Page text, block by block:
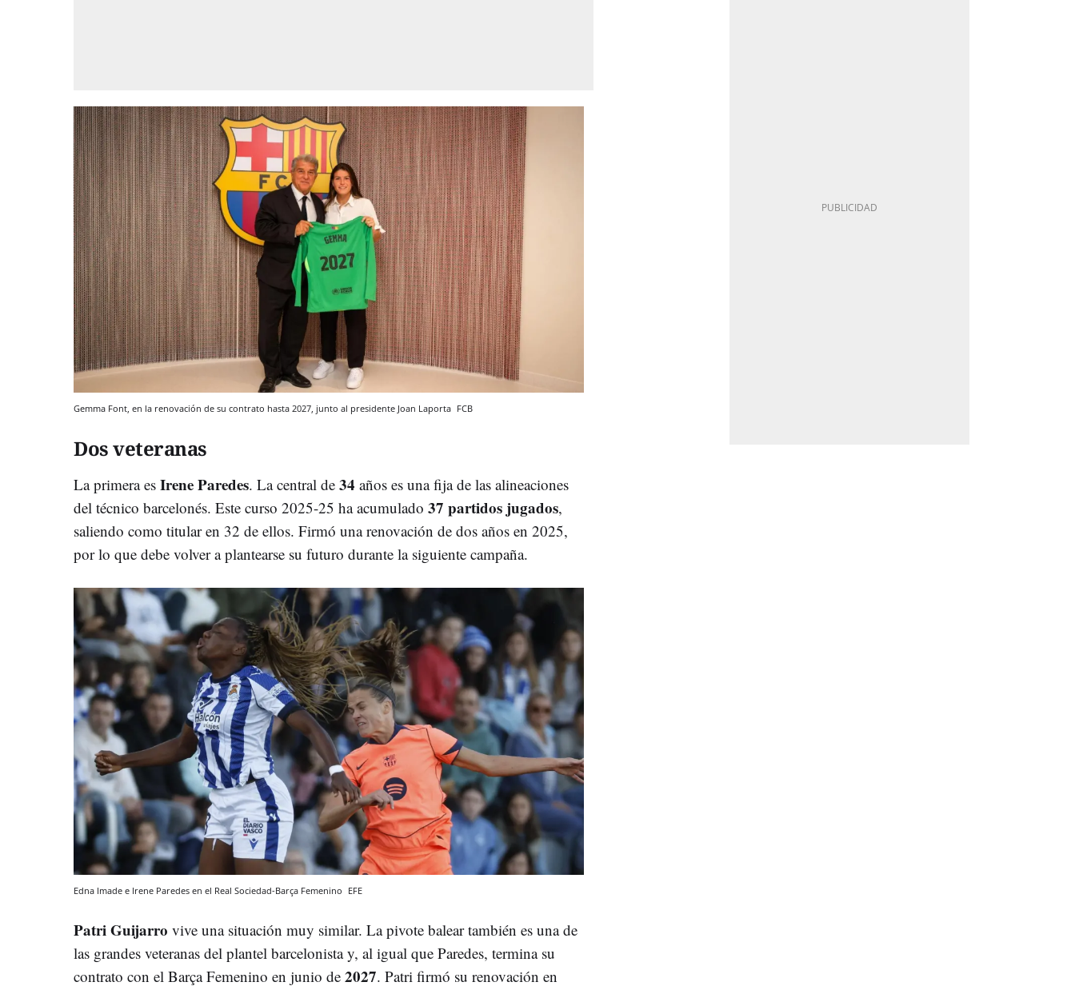
Gemma Font, en la renovación de su contrato hasta 2027, junto al presidente Joan Laporta FCB
Dos veteranas
La primera es Irene Paredes. La central de 34 años es una fija de las alineaciones
del técnico barcelonés. Este curso 2025-25 ha acumulado 37 partidos jugados,
saliendo como titular en 32 de ellos. Firmó una renovación de dos años en 2025,
por lo que debe volver a plantearse su futuro durante la siguiente campaña.
Edna Imade e Irene Paredes en el Real Sociedad-Barça Femenino EFE
Patri Guijarro vive una situación muy similar. La pivote balear también es una de
las grandes veteranas del plantel barcelonista y, al igual que Paredes, termina su
contrato con el Barça Femenino en junio de 2027. Patri firmó su renovación en